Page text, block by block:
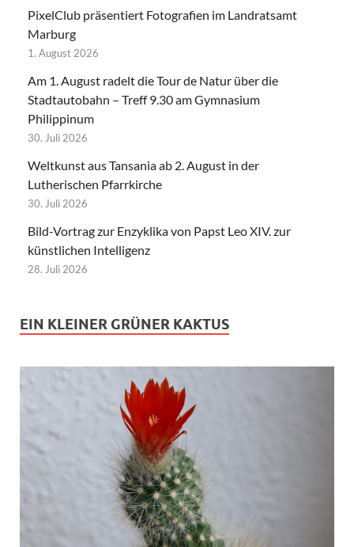
PixelClub präsentiert Fotografien im Landratsamt
Marburg
1. August 2026
Am 1. August radelt die Tour de Natur über die
Stadtautobahn – Treff 9.30 am Gymnasium
Philippinum
30. Juli 2026
Weltkunst aus Tansania ab 2. August in der
Lutherischen Pfarrkirche
30. Juli 2026
Bild-Vortrag zur Enzyklika von Papst Leo XIV. zur
künstlichen Intelligenz
28. Juli 2026
EIN KLEINER GRÜNER KAKTUS